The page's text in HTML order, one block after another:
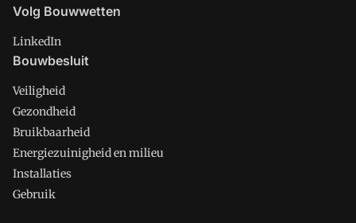
Volg Bouwwetten
LinkedIn
Bouwbesluit
Veiligheid
Gezondheid
Bruikbaarheid
Energiezuinigheid en milieu
Installaties
Gebruik